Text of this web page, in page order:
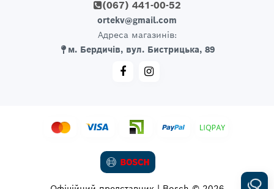
(067) 441-00-52
ortekv@gmail.com
Адреса магазинів:
м. Бердичів, вул. Бистрицька, 89